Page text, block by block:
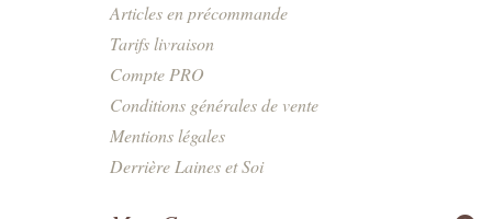
Articles en précommande
Tarifs livraison
Compte PRO
Conditions générales de vente
Mentions légales
Derrière Laines et Soi